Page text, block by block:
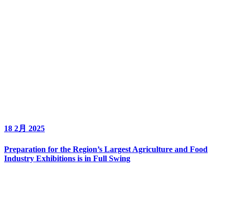
18 2月 2025
Preparation for the Region’s Largest Agriculture and Food
Industry Exhibitions is in Full Swing